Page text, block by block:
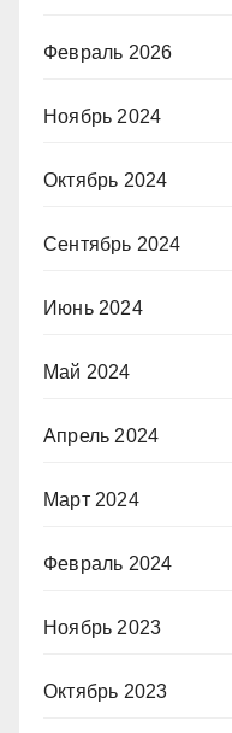
Февраль 2026
Ноябрь 2024
Октябрь 2024
Сентябрь 2024
Июнь 2024
Май 2024
Апрель 2024
Март 2024
Февраль 2024
Ноябрь 2023
Октябрь 2023